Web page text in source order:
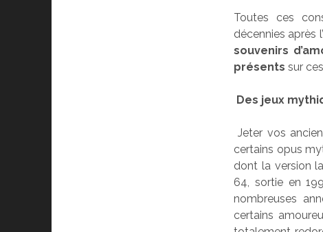
Toutes ces
décennies après
souvenirs
présents sur
Des jeux
Jeter vos
certains opus
dont la version
64, sortie en
nombreuses
certains